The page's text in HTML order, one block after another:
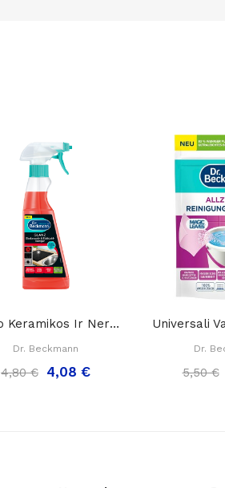
Stiklo Keramikos Ir Nerūdijančio Plieno...
Dr. Beckmann
4,80 € 4,08 €
Dr.
5,50 €